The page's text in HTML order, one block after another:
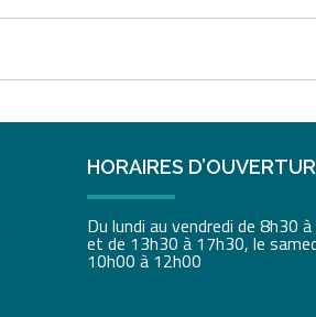
HORAIRES
Du lundi au vendredi de 8h30
et de 13h30 à 17h30, le
10h00 à 12h00